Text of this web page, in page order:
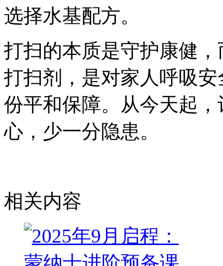
选择水基配方。
打扫的本质是守护康健
打扫剂，是对家人呼吸
份平和保障。从今天起
心，少一分隐患。
相关内容